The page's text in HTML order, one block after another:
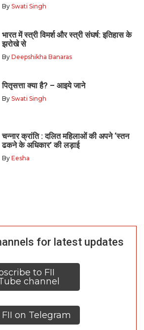
By Swati Singh
भारत में स्त्री विमर्श और स्त्री संघर्ष: इतिहास के
झरोखे से
By Deepshikha Banaras
पितृसत्ता क्या है? – आइये जाने
By Swati Singh
चन्नार क्रांति : दलित महिलाओं की अपने ‘स्तन
ढकने के अधिकार’ की लड़ाई
By Eesha
for latest updates
to FII
channel
on Telegram